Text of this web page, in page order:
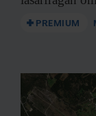
PREMIUM